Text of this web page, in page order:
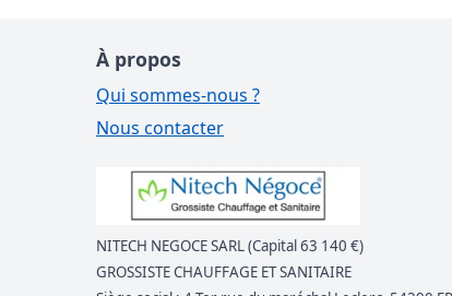
À propos
Qui sommes-nous ?
Nous contacter
NITECH NEGOCE SARL (Capital 63 140 €)
GROSSISTE CHAUFFAGE ET SANITAIRE